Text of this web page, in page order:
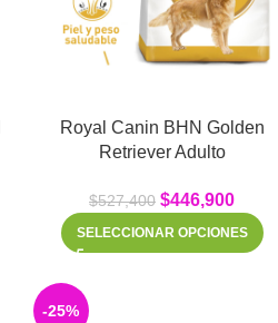
Royal Canin BHN Golden
Retriever Adulto
$527,400 $446,900
SELECCIONAR OPCIONES
-25%